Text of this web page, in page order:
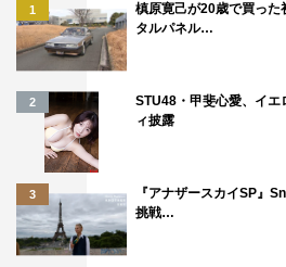
夢野太郎役の藤本洸大©「スメルズ ライク
1
槙原寛己が20歳で買った
タルパネル…
2
STU48・甲斐心愛、イエ
ィ披露
3
『アナザースカイSP』
挑戦…